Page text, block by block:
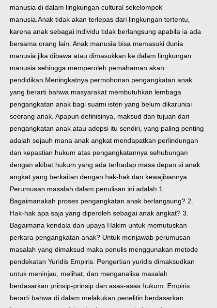
manusia di dalam lingkungan cultural sekelompok
manusia.Anak tidak akan terlepas dari lingkungan tertentu,
karena anak sebagai individu tidak berlangsung apabila ia ada
bersama orang lain. Anak manusia bisa memasuki dunia
manusia jika dibawa atau dimasukkan ke dalam lingkungan
manusia sehingga memperoleh pemahaman akan
pendidikan.Meningkatnya permohonan pengangkatan anak
yang berarti bahwa masyarakat membutuhkan lembaga
pengangkatan anak bagi suami isteri yang belum dikaruniai
seorang anak. Apapun definisinya, maksud dan tujuan dari
pengangkatan anak atau adopsi itu sendiri, yang paling penting
adalah sejauh mana anak angkat mendapatkan perlindungan
dan kepastian hukum atas pengangkatannya sehubungan
dengan akibat hukum yang ada terhadap masa depan si anak
angkat yang berkaitan dengan hak-hak dan kewajibannya.
Perumusan masalah dalam penulisan ini adalah 1.
Bagaimanakah proses pengangkatan anak berlangsung? 2.
Hak-hak apa saja yang diperoleh sebagai anak angkat? 3.
Bagaimana kendala dan upaya Hakim untuk memutuskan
perkara pengangkatan anak? Untuk menjawab perumusan
masalah yang dimaksud maka penulis menggunakan metode
pendekatan Yuridis Empiris. Pengertian yuridis dimaksudkan
untuk meninjau, melihat, dan menganalisa masalah
berdasarkan prinsip-prinsip dan asas-asas hukum. Empiris
berarti bahwa di dalam melakukan penelitin berdasarkan